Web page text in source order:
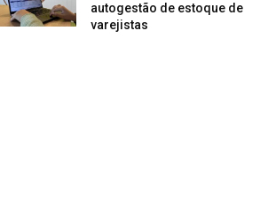
autogestão de estoque de
varejistas